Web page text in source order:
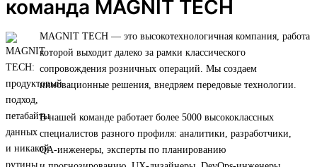
команда MAGNIT TECH
MAGNIT TECH — это высокотехнологичная компания, работа
которой выходит далеко за рамки классического
сопровождения розничных операций. Мы создаем
инновационные решения, внедряем передовые технологии.
В нашей команде работает более 5000 высококлассных
специалистов разного профиля: аналитики, разработчики,
QA-инженеры, эксперты по планированию